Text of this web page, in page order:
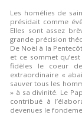
Les homélies de
présidait comme
Elles sont assez
grande précision
De Noël à la
et ce sommet
fidèles le coeur
extraordinaire «
sauver tous les
» à sa divinité. Le
contribué à
devenues le